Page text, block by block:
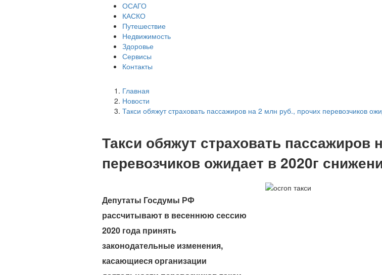
ОСАГО
КАСКО
Путешествие
Недвижимость
Здоровье
Сервисы
Контакты
Главная
Новости
Такси обяжут страховать пассажиров на 2 млн руб., прочих перевозчиков
Такси обяжут страховать пассажиров
перевозчиков ожидает в 2020г
Депутаты Госдумы РФ
рассчитывают в весеннюю сессию
2020 года принять
законодательные изменения,
касающиеся организации